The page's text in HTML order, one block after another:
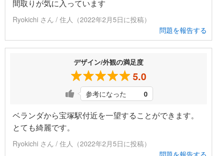
間取りが気に入っています
Ryokichi さん / 住人（2022年2月5日に投稿）
問題を報告する
デザイン/外観の満足度
5.0
参考になった 0
ベランダから宝塚駅付近を一望することができます。
とても綺麗です。
Ryokichi さん / 住人（2022年2月5日に投稿）